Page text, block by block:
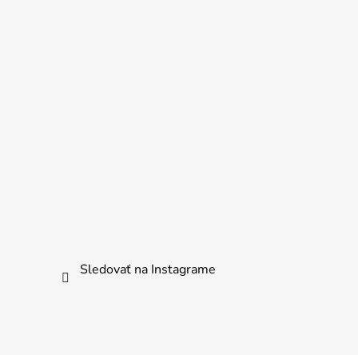
Sledovať na Instagrame